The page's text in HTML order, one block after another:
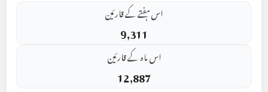
اس ہفتے کے قارئین
9,311
اس ماہ کے قارئین
12,887